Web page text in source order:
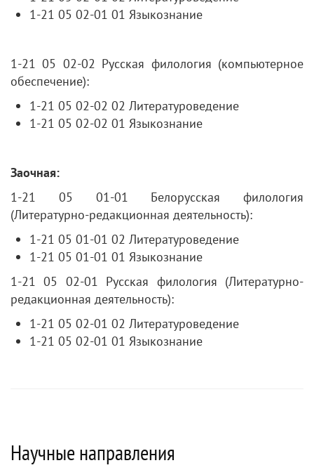
1-21 05 02-01 01 Языкознание
1-21 05 02-02 Русская филология (компьютерное
обеспечение):
1-21 05 02-02 02 Литературоведение
1-21 05 02-02 01 Языкознание
Заочная:
1-21 05 01-01 Белорусская филология
(Литературно-редакционная деятельность):
1-21 05 01-01 02 Литературоведение
1-21 05 01-01 01 Языкознание
1-21 05 02-01 Русская филология (Литературно-
редакционная деятельность):
1-21 05 02-01 02 Литературоведение
1-21 05 02-01 01 Языкознание
Научные направления